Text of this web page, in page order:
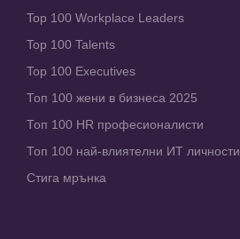
Top 100 Workplace Leaders
Top 100 Talents
Top 100 Executives
Топ 100 жени в бизнеса 2025
Топ 100 HR професионалисти
Топ 100 най-влиятелни ИТ личности
Стига мрънка